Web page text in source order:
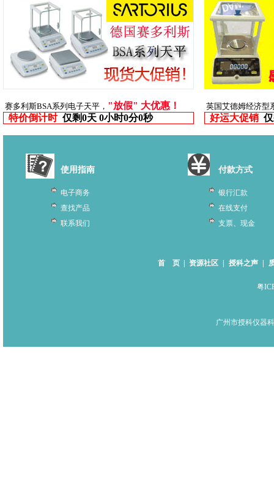
赛多利斯BSA系列电子天平， "放假" 大优惠！
特价倒计时 仅剩0天 0小时0分0秒
英国艾德姆经济型
好运大促销
使用指南
电子商务
查找产品
联系我们
付款方式
银行汇款
在线支付
支票、现金
首 页 资源社区 授科之声
粤
广州市授科仪器